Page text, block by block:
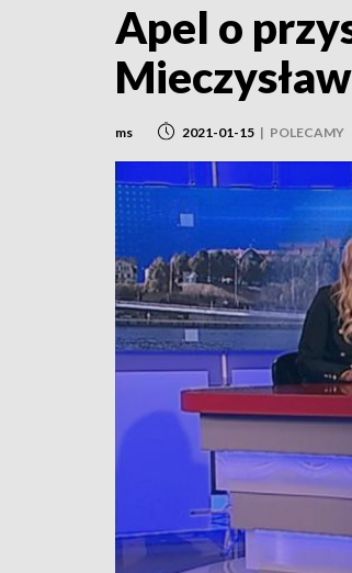
Apel o
ms 2021-01-15 | POLECAMY